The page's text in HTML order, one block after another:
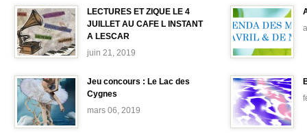
LECTURES ET ZIQUE LE 4
JUILLET AU CAFE L INSTANT
A LESCAR
juin 21, 2019
Jeu concours : Le Lac des
Cygnes
mars 06, 2019